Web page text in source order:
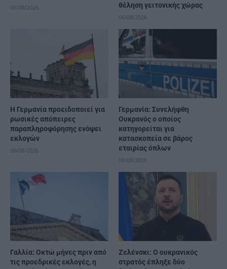
06/08/2026
θέληση γειτονικής χώρας
06/08/2026
Η Γερμανία προειδοποιεί για
ρωσικές απόπειρες
παραπληροφόρησης ενόψει
εκλογών
06/08/2026
Γερμανία: Συνελήφθη
Ουκρανός ο οποίος
κατηγορείται για
κατασκοπεία σε βάρος
εταιρίας όπλων
06/08/2026
Γαλλία: Οκτώ μήνες πριν από
τις προεδρικές εκλογές, η
Ζελένσκι: Ο ουκρανικός
στρατός έπληξε δύο